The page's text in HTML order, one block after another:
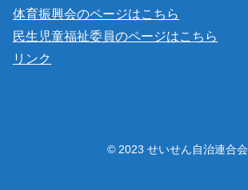
体育振興会のページはこちら
民生児童福祉委員のページはこちら
リンク
© 2023 せいせん自治連合会.